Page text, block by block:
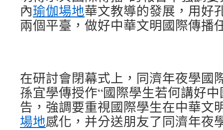
內瑜伽場地華文教導的發展，用好
兩個平臺，做好中華文明國際傳播
在研討會閉幕式上，同濟年夜學國
孫宜學傳授作“國際學生若何講好
告，強調要重視國際學生在中華文
場地感化，并分送朋友了同濟年夜